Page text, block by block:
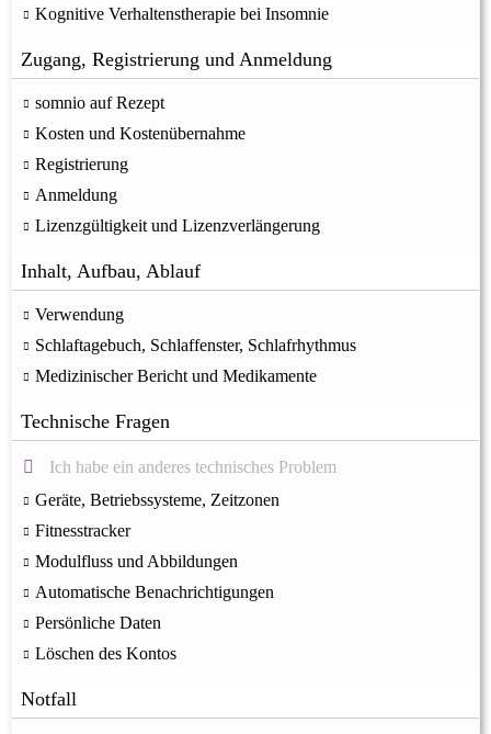
Kognitive Verhaltenstherapie bei Insomnie
Zugang, Registrierung und Anmeldung
somnio auf Rezept
Kosten und Kostenübernahme
Registrierung
Anmeldung
Lizenzgültigkeit und Lizenzverlängerung
Inhalt, Aufbau, Ablauf
Verwendung
Schlaftagebuch, Schlaffenster, Schlafrhythmus
Medizinischer Bericht und Medikamente
Technische Fragen
Ich habe ein anderes technisches Problem
Geräte, Betriebssysteme, Zeitzonen
Fitnesstracker
Modulfluss und Abbildungen
Automatische Benachrichtigungen
Persönliche Daten
Löschen des Kontos
Notfall